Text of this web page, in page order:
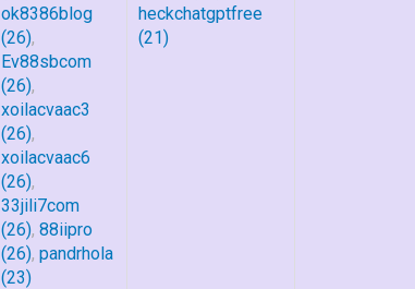
ok8386blog
(26),
Ev88sbcom
(26),
xoilacvaac3
(26),
xoilacvaac6
(26),
33jili7com
(26), 88iipro
(26), pandrhola
(23)
heckchatgptfree
(21)